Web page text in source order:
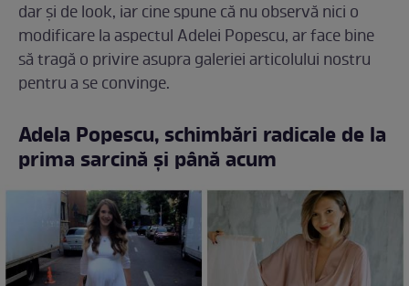
dar și de look, iar cine spune că nu observă nici o
modificare la aspectul Adelei Popescu, ar face bine
să tragă o privire asupra galeriei articolului nostru
pentru a se convinge.
Adela Popescu, schimbări radicale de la
prima sarcină și până acum